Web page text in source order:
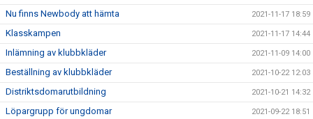
Nu finns Newbody att hämta 2021-11-17 18:59
Klasskampen 2021-11-17 14:44
Inlämning av klubbkläder 2021-11-09 14:00
Beställning av klubbkläder 2021-10-22 12:03
Distriktsdomarutbildning 2021-10-21 14:32
Löpargrupp för ungdomar 2021-09-22 18:51